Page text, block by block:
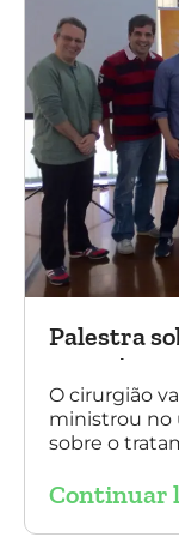
Palestra
multilayer,
O cirurgião
ministrou no
sobre o
foto, Dr.
Angiologia e
Continuar